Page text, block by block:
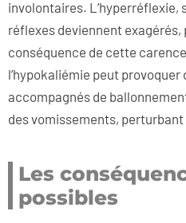
involontaires. L’hyperréflexie,
réflexes deviennent
conséquence de cette
l’hypokaliémie peut provoquer
accompagnés de
des vomissements,
Les
possibles